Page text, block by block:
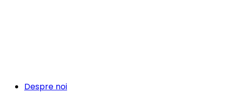
Despre noi